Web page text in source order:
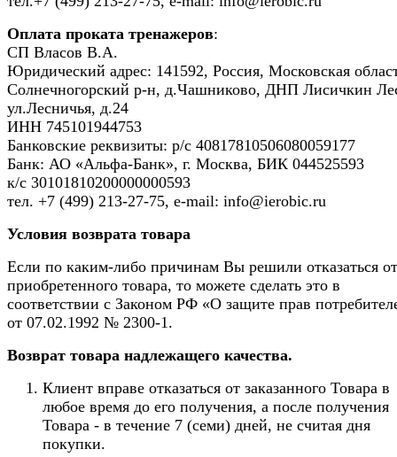
Оплата проката тренажеров:
СП Власов В.А.
Юридический адрес: 141592, Россия, Московская
Солнечногорский р-н, д.Чашниково, ДНП Лисичкин
ул.Лесничья, д.24
ИНН 745101944753
Банковские реквизиты: р/с 40817810506080059177
Банк: АО «Альфа-Банк», г. Москва, БИК 044525593
к/с 30101810200000000593
тел. +7 (499) 213-27-75, e-mail: info@ierobic.ru
Условия возврата товара
Если по каким-либо причинам Вы решили отказаться от
приобретенного товара, то можете сделать это в
соответствии с Законом РФ «О защите прав
от 07.02.1992 № 2300-1.
Возврат товара надлежащего качества.
Клиент вправе отказаться от заказанного Товара в
любое время до его получения, а после получения
Товара - в течение 7 (семи) дней, не считая дня
покупки.